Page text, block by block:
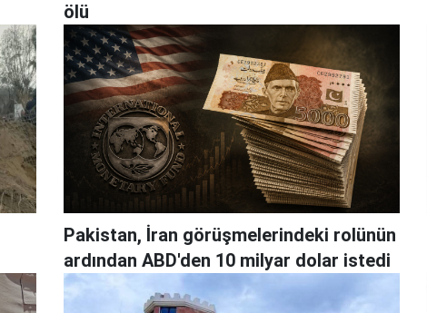
ölü
Pakistan, İran görüşmelerindeki rolünün
ardından ABD'den 10 milyar dolar istedi